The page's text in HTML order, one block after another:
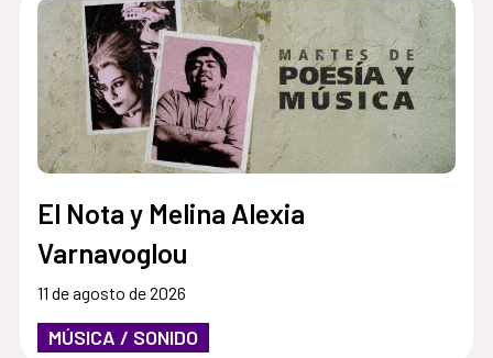
El Nota y Melina Alexia
Varnavoglou
11 de agosto de 2026
MÚSICA / SONIDO